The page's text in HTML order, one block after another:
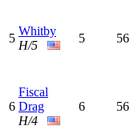
5
Whitby
H/5
5
6
Fiscal
Drag
H/4
6